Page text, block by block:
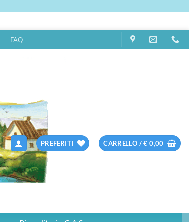
FAQ
PREFERITI CARRELLO /€ 0,00